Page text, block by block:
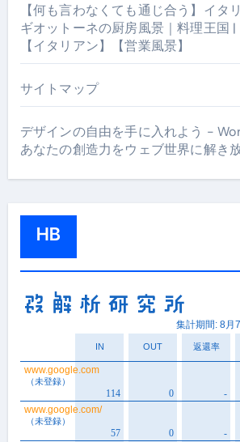
【何も言わなくても通じ合う】イタ
ギオットーネの厨房風景｜料理王国 |
【イタリアン】【営業風景】
サイトマップ
デザインの自由を手に入れよう -
あなたの創造力をウェブ世界に解き
HB